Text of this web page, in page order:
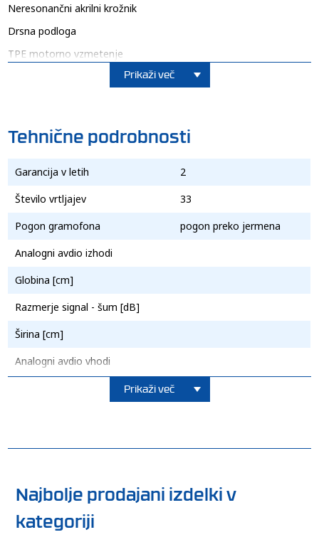
Neresonančni akrilni krožnik
Drsna podloga
TPE motorno vzmetenje
Prikaži več
Tehnične podrobnosti
Garancija v letih
2
Število vrtljajev
33
Pogon gramofona
pogon preko jermena
Analogni avdio izhodi
Globina [cm]
Razmerje signal - šum [dB]
Širina [cm]
Analogni avdio vhodi
Prikaži več
Najbolje prodajani izdelki v
kategoriji